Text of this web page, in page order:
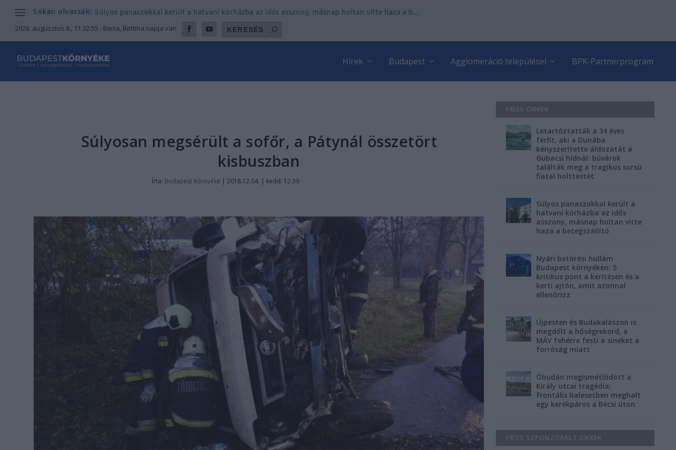
Sokan olvassák: Súlyos panaszokkal került a hatvani kórházba az idős asszony, másnap holtan vitte haza a b...
2026. augusztus 6., 11:32:56 - Berta, Bettina napja van
Hírek Budapest Agglomeráció települései BPK-Partnerprogram
Súlyosan megsérült a sofőr, a Pátynál összetört
kisbuszban
Írta: Budapest Környéke | 2018.12.04. | kedd: 12:39
FRISS CIKKEK
Letartóztatták a 34 éves
férfit, aki a Dunába
kényszerítette áldozatát a
Gubacsi hídnál: búvárok
találták meg a tragikus sorsú
fiatal holttestét
Súlyos panaszokkal került a
hatvani kórházba az idős
asszony, másnap holtan vitte
haza a betegszállító
Nyári betörési hullám
Budapest környékén: 5
kritikus pont a kerítésen és a
kerti ajtón, amit azonnal
ellenőrizz
Újpesten és Budakalászon is
megdőlt a hőségrekord, a
MÁV fehérre festi a síneket a
forróság miatt
Óbudán megismétlődött a
Király utcai tragédia:
frontális balesetben meghalt
egy kerékpáros a Bécsi úton
FRISS SZPONZORÁLT CIKKEK